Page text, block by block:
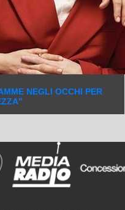
NEGLI OCCHI PER